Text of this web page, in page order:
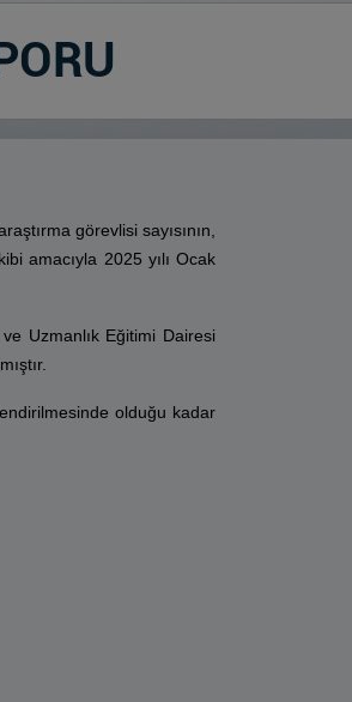
görevlisi sayısının,
amacıyla 2025 yılı Ocak
Uzmanlık Eğitimi Dairesi
olduğu kadar